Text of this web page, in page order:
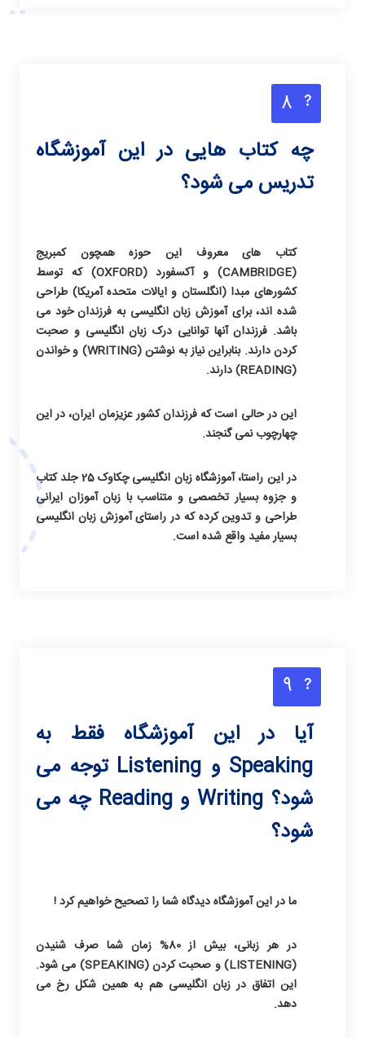
8
چه کتاب هایی در این آموزشگاه
تدریس می شود؟
کتاب های معروف این حوزه همچون کمبریج
(CAMBRIDGE) و آکسفورد (OXFORD) که توسط
کشورهای مبدا (انگلستان و ایالات متحده آمریکا) طراحی
شده اند، برای آموزش زبان انگلیسی به فرزندان خود می
باشد. فرزندان آنها توانایی درک زبان انگلیسی و صحبت
کردن دارند. بنابراین نیاز به نوشتن (WRITING) و خواندن
(READING) دارند.
این در حالی است که فرزندان کشور عزیزمان ایران، در این
چهارچوب نمی گنجند.
در این راستا، آموزشگاه زبان انگلیسی چکاوک 25 جلد کتاب
و جزوه بسیار تخصصی و متناسب با زبان آموزان ایرانی
طراحی و تدوین کرده که در راستای آموزش زبان انگلیسی
بسیار مفید واقع شده است.
9
آیا در این آموزشگاه فقط به
Speaking و Listening توجه می
شود؟ Writing و Reading چه می
شود؟
ما در این آموزشگاه دیدگاه شما را تصحیح خواهیم کرد !
در هر زبانی، بیش از 80% زمان شما صرف شنیدن
(LISTENING) و صحبت کردن (SPEAKING) می شود.
این اتفاق در زبان انگلیسی هم به همین شکل رخ می
دهد.